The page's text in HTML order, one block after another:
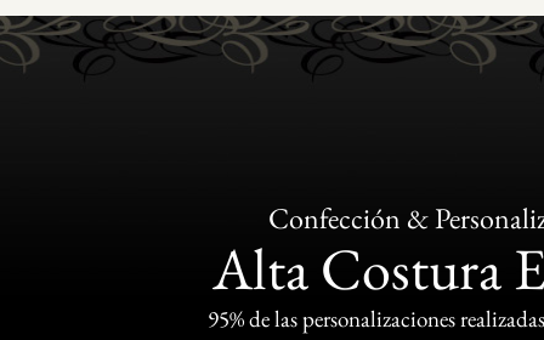
Confección &
Alta Costura
95% de las personalizaciones